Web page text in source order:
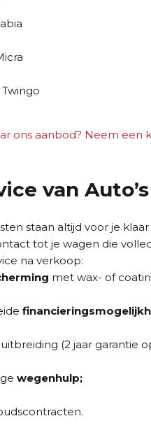
ons aanbod? Neem een
van
staan altijd voor je
tot je wagen die
na verkoop:
met wax- of
(2 jaar garantie
wegenhulp;